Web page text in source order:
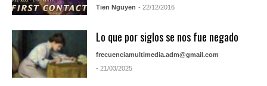
Tien Nguyen - 22/12/2016
Lo que por siglos se nos fue negado
frecuenciamultimedia.adm@gmail.com
- 21/03/2025